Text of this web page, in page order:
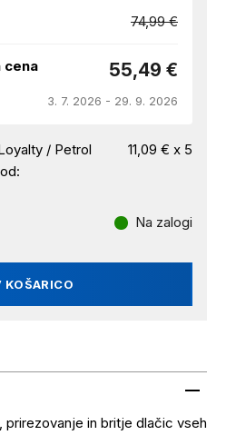
74,99 €
cena 55,49 €
3. 7. 2026 - 29. 9. 2026
/ Petrol
11,09 € x 5
KOŠARICO
Na zalogi
prirezovanje in britje dlačic vseh